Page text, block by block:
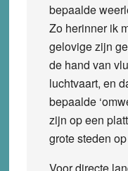
bepaalde
Zo herinner ik
gelovige zijn
de hand van
luchtvaart, en
bepaalde
zijn op een
grote steden
Voor directe